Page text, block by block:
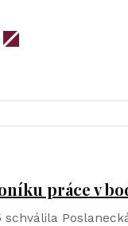
práce v
schválila